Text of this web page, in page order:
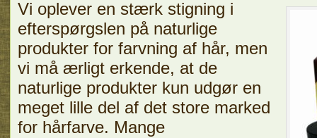
Vi oplever en stærk stigning i
efterspørgslen på naturlige
produkter for farvning af hår, men
vi må ærligt erkende, at de
naturlige produkter kun udgør en
meget lille del af det store marked
for hårfarve. Mange